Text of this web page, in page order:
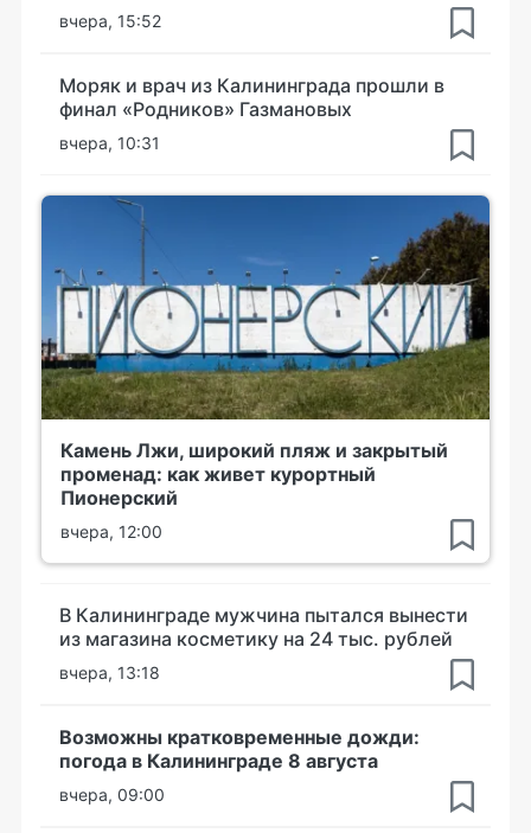
вчера, 15:52
Моряк и врач из Калининграда прошли в
финал «Родников» Газмановых
вчера, 10:31
Камень Лжи, широкий пляж и закрытый
променад: как живет курортный
Пионерский
вчера, 12:00
В Калининграде мужчина пытался вынести
из магазина косметику на 24 тыс. рублей
вчера, 13:18
Возможны кратковременные дожди:
погода в Калининграде 8 августа
вчера, 09:00